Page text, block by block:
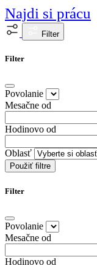
Najdi si prácu
Filter
Filter
Povolanie
Mesačne od
Hodinovo od
Oblasť
Použiť filtre
Filter
Povolanie
Mesačne od
Hodinovo od